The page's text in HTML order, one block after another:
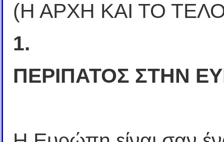
(Η ΑΡΧΗ ΚΑΙ ΤΟ
1.
ΠΕΡΙΠΑΤΟΣ ΣΤΗΝ